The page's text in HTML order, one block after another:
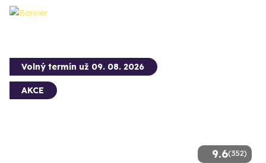
9.6(352)
Volný termín už 09. 08. 2026
AKCE